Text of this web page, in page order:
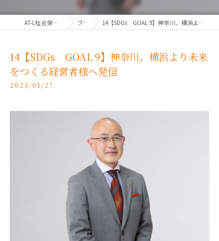
AT-L社会保険労務士法人 ブログ 14【SDGs GOAL 9】神奈川、横浜より未来をつくる経営者様へ発信
14【SDGs GOAL 9】神奈川、横浜より未来
をつくる経営者様へ発信
2023/01/27